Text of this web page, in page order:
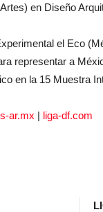
en Diseño
el Eco
representar a
en la 15 Muestra
s-ar.mx | liga-df.com